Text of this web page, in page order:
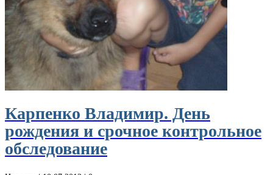
Карпенко Владимир. День
рождения и срочное контрольное
обследование